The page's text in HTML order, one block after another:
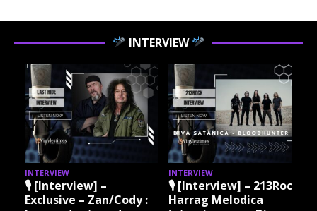
INTERVIEW
INTERVIEW
🎙 [Interview] –
Exclusive – Zan/Cody :
INTERVIEW
🎙 [Interview] – 213Rock
Harrag Melodica